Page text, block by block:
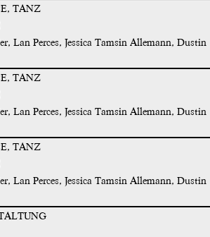
TANZ
Lan Perces, Jessica Tamsin Allemann, Dustin
TANZ
Lan Perces, Jessica Tamsin Allemann, Dustin
TANZ
Lan Perces, Jessica Tamsin Allemann, Dustin